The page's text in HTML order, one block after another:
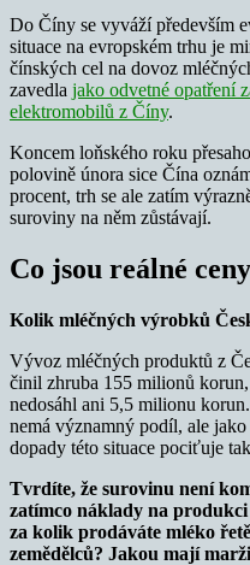
Do Číny se vyváží především
situace na evropském trhu je
čínských cel na dovoz
zavedla jako odvetné opatření
elektromobilů z Číny.
Koncem loňského roku
polovině února sice Čína
procent, trh se ale zatím
suroviny na něm zůstávají.
Co jsou reálné ceny
Kolik mléčných výrobků
Vývoz mléčných produktů z
činil zhruba 155 milionů
nedosáhl ani 5,5 milionu
nemá významný podíl, ale
dopady této situace pociťuje
Tvrdíte, že surovinu není
zatímco náklady na
za kolik prodáváte mléko
zemědělců? Jakou mají